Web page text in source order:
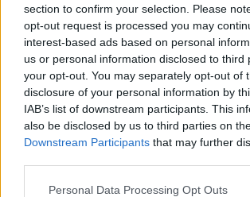
section to confirm your selection. Please
opt-out request is processed you may
interest-based ads based on personal
us or personal information disclosed to third
your opt-out. You may separately opt-out of
disclosure of your personal information by
IAB’s list of downstream participants. This
also be disclosed by us to third parties on
Downstream Participants that may further
Personal Data Processing Opt Outs
septiembre”, dijo la edil.